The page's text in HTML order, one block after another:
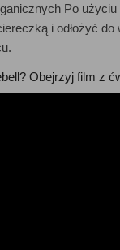
Po
i odłożyć
Obejrzyj film z